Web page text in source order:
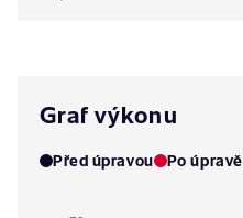
Graf výkonu
Před úpravou Po úpravě